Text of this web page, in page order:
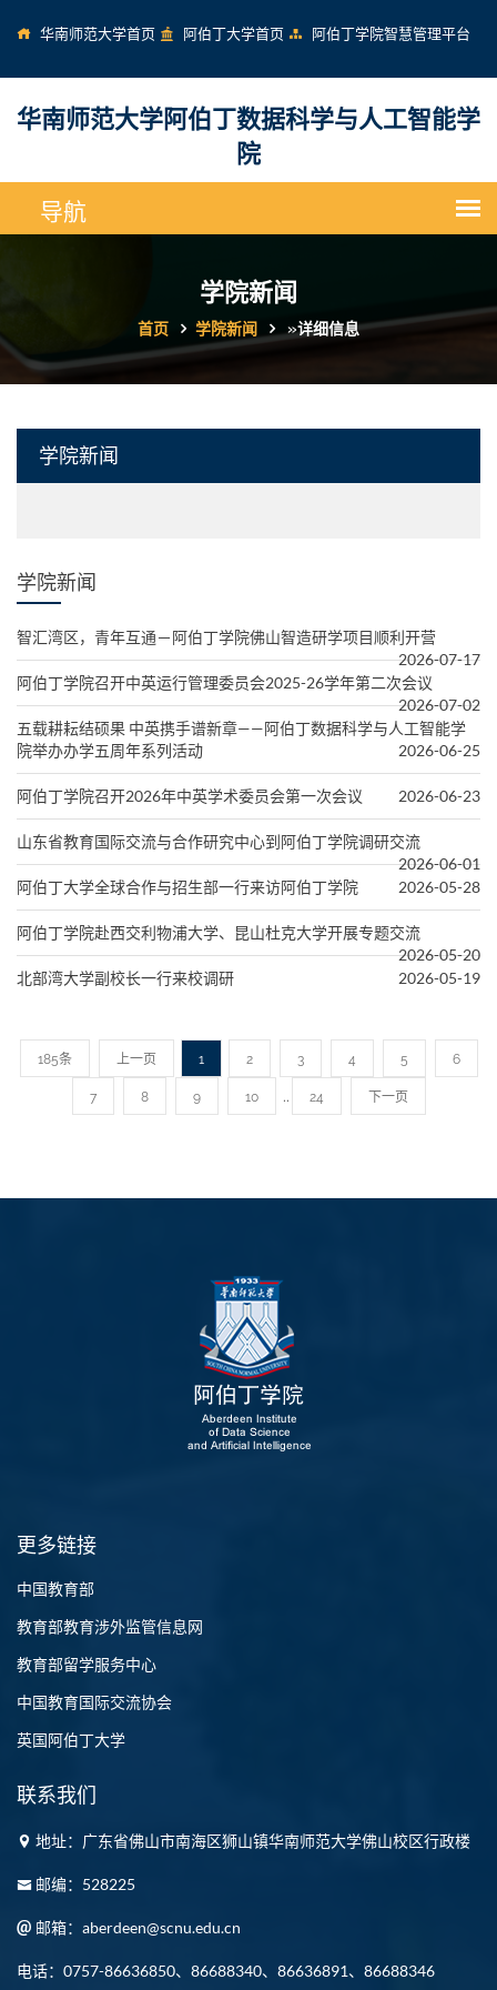
华南师范大学首页 阿伯丁大学首页 阿伯丁学院智慧管理平台
华南师范大学阿伯丁数据科学与人工智能学
院
学院新闻
首页 学院新闻 »详细信息
学院新闻
学院新闻
智汇湾区，青年互通－阿伯丁学院佛山智造研学项目顺利开营
2026-07-17
阿伯丁学院召开中英运行管理委员会2025-26学年第二次会议
2026-07-02
五载耕耘结硕果 中英携手谱新章——阿伯丁数据科学与人工智能学
院举办办学五周年系列活动
2026-06-25
阿伯丁学院召开2026年中英学术委员会第一次会议 2026-06-23
山东省教育国际交流与合作研究中心到阿伯丁学院调研交流
2026-06-01
阿伯丁大学全球合作与招生部一行来访阿伯丁学院
2026-05-28
阿伯丁学院赴西交利物浦大学、昆山杜克大学开展专题交流
2026-05-20
北部湾大学副校长一行来校调研
2026-05-19
185条 上一页 1 2 3 4 5 6
7 8 9 10 .. 24 下一页
更多链接
中国教育部
教育部教育涉外监管信息网
教育部留学服务中心
中国教育国际交流协会
英国阿伯丁大学
联系我们
地址：广东省佛山市南海区狮山镇华南师范大学佛山校区行政楼
邮编：528225
邮箱：aberdeen@scnu.edu.cn
电话：0757-86636850、86688340、86636891、86688346